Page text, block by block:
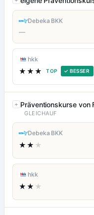
Debeka BKK
—
hkk
★★★ TOP ✓ BESSER
Präventionskurse von
GLEICHAUF
Debeka BKK
★★ ★
hkk
★★ ★